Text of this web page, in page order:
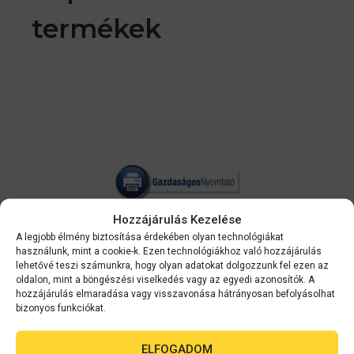
Hozzájárulás Kezelése
A legjobb élmény biztosítása érdekében olyan technológiákat
használunk, mint a cookie-k. Ezen technológiákhoz való hozzájárulás
lehetővé teszi számunkra, hogy olyan adatokat dolgozzunk fel ezen az
oldalon, mint a böngészési viselkedés vagy az egyedi azonosítók. A
hozzájárulás elmaradása vagy visszavonása hátrányosan befolyásolhat
bizonyos funkciókat.
ELFOGADOM
termékek
Epson